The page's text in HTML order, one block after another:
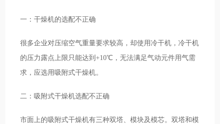
一：干燥机的选配不正确
很多企业对压缩空气重量要求较高，却使用冷干机，冷干机
的压力露点上限只能达到+10℃，无法满足气动元件用气需
求，应选用吸附式干燥机。
二：吸附式干燥机选配不正确
市面上的吸附式干燥机有三种双塔、模块及模芯。双塔和模